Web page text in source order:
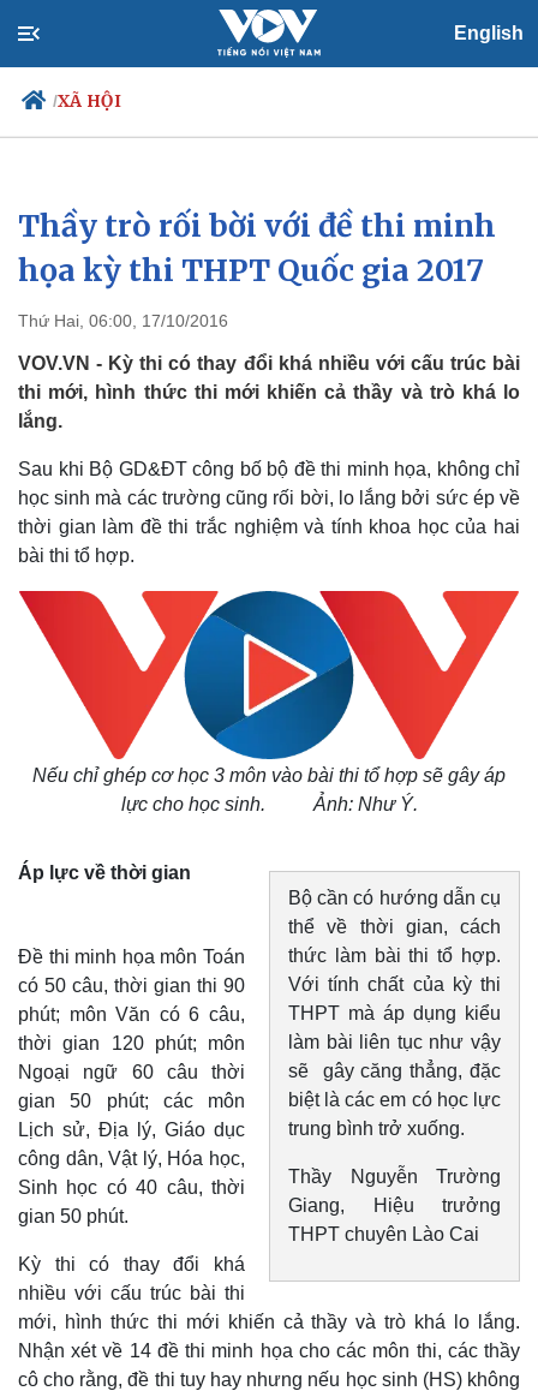
English
/XÃ HỘI
Chính trị
Tổ chức nhân sự
Nhận diện sự thật
Xã hội
Tin 24h
Dự báo thời tiết
Việc làm
Biển đảo
Thầy trò rối bời với đề thi minh
họa kỳ thi THPT Quốc gia 2017
Thứ Hai, 06:00, 17/10/2016
VOV.VN - Kỳ thi có thay đổi khá nhiều với cấu trúc bài
thi mới, hình thức thi mới khiến cả thầy và trò khá lo
lắng.
Sau khi Bộ GD&ĐT công bố bộ đề thi minh họa, không chỉ
học sinh mà các trường cũng rối bời, lo lắng bởi sức ép về
thời gian làm đề thi trắc nghiệm và tính khoa học của hai
bài thi tổ hợp.
Nếu chỉ ghép cơ học 3 môn vào bài thi tổ hợp sẽ gây áp
lực cho học sinh. Ảnh: Như Ý.
Bộ cần có hướng dẫn cụ
thể về thời gian, cách
thức làm bài thi tổ hợp.
Với tính chất của kỳ thi
THPT mà áp dụng kiểu
làm bài liên tục như vậy
sẽ gây căng thẳng, đặc
biệt là các em có học lực
trung bình trở xuống.
Thầy Nguyễn Trường
Giang, Hiệu trưởng
THPT chuyên Lào Cai
Áp lực về thời gian
Đề thi minh họa môn Toán
có 50 câu, thời gian thi 90
phút; môn Văn có 6 câu,
thời gian 120 phút; môn
Ngoại ngữ 60 câu thời
gian 50 phút; các môn
Lịch sử, Địa lý, Giáo dục
công dân, Vật lý, Hóa học,
Sinh học có 40 câu, thời
gian 50 phút.
Kỳ thi có thay đổi khá
nhiều với cấu trúc bài thi
mới, hình thức thi mới khiến cả thầy và trò khá lo lắng.
Nhận xét về 14 đề thi minh họa cho các môn thi, các thầy
cô cho rằng, đề thi tuy hay nhưng nếu học sinh (HS) không